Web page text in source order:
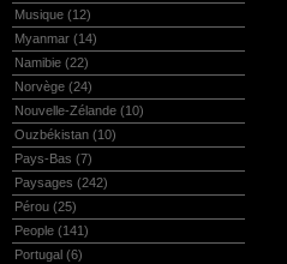
Musique (12)
Myanmar (14)
Namibie (22)
Norvège (24)
Nouvelle-Zélande (10)
Ouzbékistan (10)
Pays-Bas (7)
Paysages (242)
Pérou (25)
People (141)
Portugal (6)